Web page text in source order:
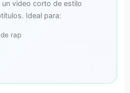
un video corto de estilo
Ideal para:
rap